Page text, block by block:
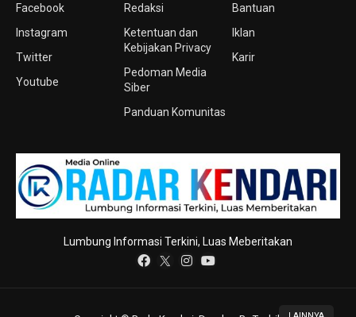
Facebook
Instagram
Twitter
Youtube
Redaksi
Ketentuan dan
Kebijakan Privacy
Pedoman Media
Siber
Panduan Komunitas
Bantuan
Iklan
Karir
Lumbung Informasi Terkini, Luas Meberitakan